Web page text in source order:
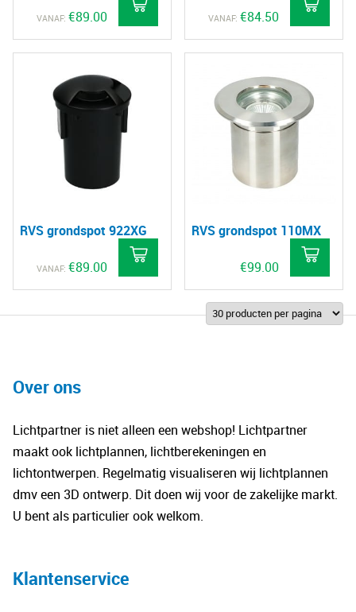
VANAF: €89.00 VANAF: €84.50
RVS grondspot 922XG
VANAF: €89.00
RVS grondspot 110MX
€99.00
Over ons
Lichtpartner is niet alleen een webshop! Lichtpartner
maakt ook lichtplannen, lichtberekeningen en
lichtontwerpen. Regelmatig visualiseren wij lichtplannen
dmv een 3D ontwerp. Dit doen wij voor de zakelijke markt.
U bent als particulier ook welkom.
Klantenservice